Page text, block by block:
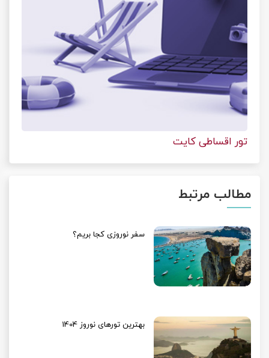
تور اقساطی کایت
مطالب مرتبط
سفر نوروزی کجا بریم؟
بهترین تورهای نوروز 1404